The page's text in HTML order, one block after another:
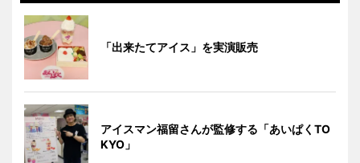
「出来たてアイス」を実演販売
アイスマン福留さんが監修する「あいぱくTO
KYO」